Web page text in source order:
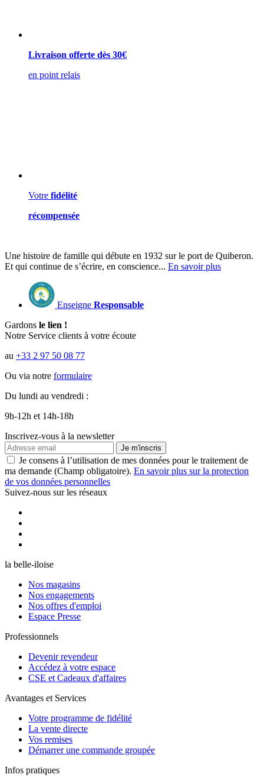
Livraison offerte dès 30€
en point relais
Votre fidélité
récompensée
Une histoire de famille qui débute en 1932 sur le port de Quiberon.
Et qui continue de s’écrire, en conscience... En savoir plus
Enseigne Responsable
Gardons le lien !
Notre Service clients à votre écoute
au +33 2 97 50 08 77
Ou via notre formulaire
Du lundi au vendredi :
9h-12h et 14h-18h
Inscrivez-vous à la newsletter
Je m'inscris
Je consens à l’utilisation de mes données pour le traitement de
ma demande (Champ obligatoire). En savoir plus sur la protection
de vos données personnelles
Suivez-nous sur les réseaux
la belle-iloise
Nos magasins
Nos engagements
Nos offres d'emploi
Espace Presse
Professionnels
Devenir revendeur
Accédez à votre espace
CSE et Cadeaux d'affaires
Avantages et Services
Votre programme de fidélité
La vente directe
Vos remises
Démarrer une commande groupée
Infos pratiques